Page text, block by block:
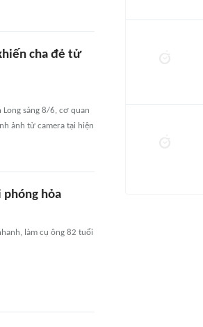
cha đẻ tử
sáng 8/6, cơ quan
ảnh từ camera tại hiện
phóng hỏa
làm cụ ông 82 tuổi